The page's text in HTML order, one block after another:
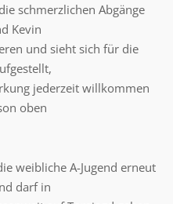
schmerzlichen Abgänge
Kevin
und sieht sich für die
jederzeit willkommen
oben
weibliche A-Jugend erneut
darf in